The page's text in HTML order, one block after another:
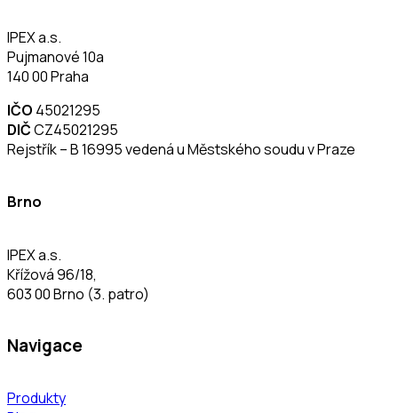
IPEX a.s.
Pujmanové 10a
140 00 Praha
IČO 45021295
DIČCZ45021295
Rejstřík – B 16995 vedená u Městského soudu v Praze
Brno
IPEX a.s.
Křížová 96/18,
603 00 Brno (3. patro)
Navigace
Produkty